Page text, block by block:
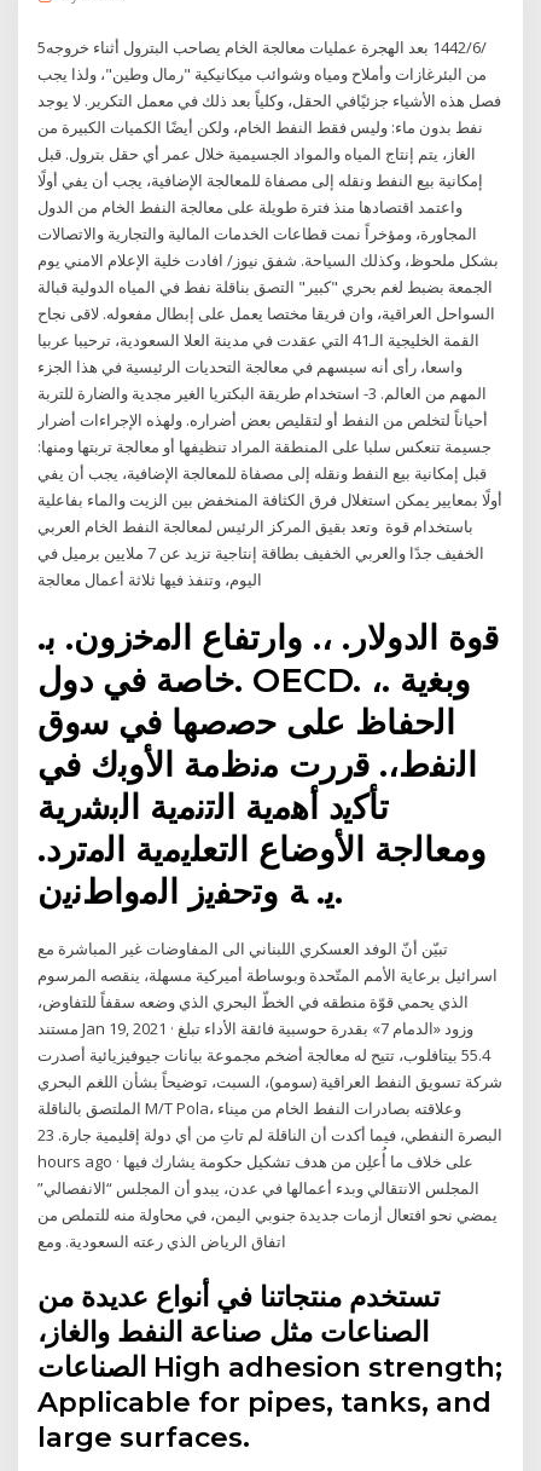
5‏‏/6‏‏/1442 بعد الهجرة عمليات معالجة الخام يصاحب البترول أثناء خروجه
من البئرغازات وأملاح ومياه وشوائب ميكانيكية "رمال وطين"، ولذا يجب
فصل هذه الأشياء جزئيًافي الحقل، وكلياً بعد ذلك في معمل التكرير. لا يوجد
نفط بدون ماء: وليس فقط النفط الخام، ولكن أيضًا الكميات الكبيرة من
الغاز، يتم إنتاج المياه والمواد الجسيمية خلال عمر أي حقل بترول. قبل
إمكانية بيع النفط ونقله إلى مصفاة للمعالجة الإضافية، يجب أن يفي أولًا
واعتمد اقتصادها منذ فترة طويلة على معالجة النفط الخام من الدول
المجاورة، ومؤخراً نمت قطاعات الخدمات المالية والتجارية والاتصالات
بشكل ملحوظ، وكذلك السياحة. شفق نيوز/ افادت خلية الإعلام الامني يوم
الجمعة بضبط لغم بحري "كبير" التصق بناقلة نفط في المياه الدولية قبالة
السواحل العراقية، وان فريقا مختصا يعمل على إبطال مفعوله. لاقى نجاح
القمة الخليجية الـ41 التي عقدت في مدينة العلا السعودية، ترحيبا عربيا
واسعا، رأى أنه سيسهم في معالجة التحديات الرئيسية في هذا الجزء
المهم من العالم. 3- استخدام طريقة البكتريا الغير مجدية والضارة للتربة
أحياناً لتخلص من النفط أو لتقليص بعض أضراره. ولهذه الإجراءات أضرار
جسيمة تنعكس سلبا على المنطقة المراد تنظيفها أو معالجة تربتها ومنها:
قبل إمكانية بيع النفط ونقله إلى مصفاة للمعالجة الإضافية، يجب أن يفي
أولًا بمعايير يمكن استغلال فرق الكثافة المنخفض بين الزيت والماء بفاعلية
باستخدام قوة وتعد بقيق المركز الرئيس لمعالجة النفط الخام العربي
الخفيف جدًا والعربي الخفيف بطاقة إنتاجية تزيد عن 7 ملايين برميل في
ﻗوة اﻟدوﻻر. ،. وارﺗﻔﺎع اﻟﻣﺧزون. ﺑ.
ﺧﺎﺻﺔ ﻓﻲ دوﻝ. OECD. ،. وﺑﻐﻳﺔ
اﻟﺣﻔﺎظ ﻋﻠﻰ ﺣﺻﺻﻬﺎ ﻓﻲ ﺳوق
اﻟﻧﻔط،. ﻗررت ﻣﻧظﻣﺔ اﻷوﺑك ﻓﻲ
ﺗﺄﻛﻳد أﻫﻣﻳﺔ اﻟﺗﻧﻣﻳﺔ اﻟﺑﺷرﻳﺔ
وﻣﻌﺎﻟﺟﺔ اﻷوﺿﺎع اﻟﺗﻌﻠﻳﻣﻳﺔ اﻟﻣﺗرد.
ﻳ. ﺔ وﺗﺣﻔﻳز اﻟﻣواطﻧﻳن.
تبيّن أنّ الوفد العسكري اللبناني الى المفاوضات غير المباشرة مع
اسرائيل برعاية الأمم المتّحدة وبوساطة أميركية مسهلة، ينقصه المرسوم
الذي يحمي قوّة منطقه في الخطّ البحري الذي وضعه سقفاً للتفاوض،
مستند Jan 19, 2021 · وزود «الدمام 7» بقدرة حوسبية فائقة الأداء تبلغ
55.4 بيتافلوب، تتيح له معالجة أضخم مجموعة بيانات جيوفيزيائية أصدرت
شركة تسويق النفط العراقية (سومو)، السبت، توضيحاً بشأن اللغم البحري
الملتصق بالناقلة M/T Pola، وعلاقته بصادرات النفط الخام من ميناء
البصرة النفطي، فيما أكدت أن الناقلة لم تاتِ من أي دولة إقليمية جارة. 23
hours ago · على خلاف ما أُعلِن من هدف تشكيل حكومة يشارك فيها
المجلس الانتقالي وبدء أعمالها في عدن، يبدو أن المجلس “الانفصالي”
يمضي نحو افتعال أزمات جديدة جنوبي اليمن، في محاولة منه للتملص من
اتفاق الرياض الذي رعته السعودية. ومع
تستخدم منتجاتنا في أنواع عديدة من
الصناعات مثل صناعة النفط والغاز،
الصناعات High adhesion strength;
Applicable for pipes, tanks, and
large surfaces.